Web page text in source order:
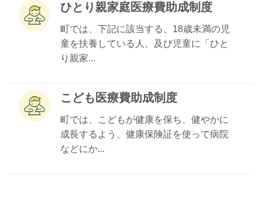
ひとり親家庭医療費助成制度
町では、下記に該当する、18歳未満の児
童を扶養している人、及び児童に「ひと
り親家...
こども医療費助成制度
町では、こどもが健康を保ち、健やかに
成長するよう、健康保険証を使って病院
などにか...